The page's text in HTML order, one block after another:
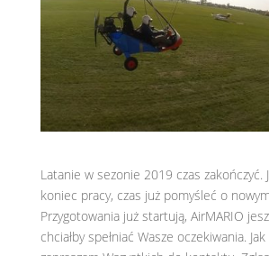
Latanie w sezonie 2019 czas zakończyć.
koniec pracy, czas już pomyśleć o
Przygotowania już startują, AirMARIO
chciałby spełniać Wasze oczekiwania.